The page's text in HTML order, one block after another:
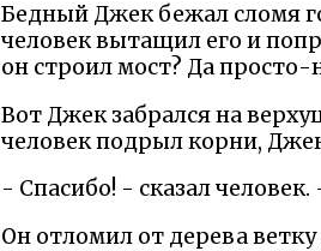
Бедный Джек бежал сломя
человек вытащил его и
он строил мост? Да просто-
Вот Джек забрался на
человек подрыл корни,
- Спасибо! - сказал человек.
Он отломил от дерева